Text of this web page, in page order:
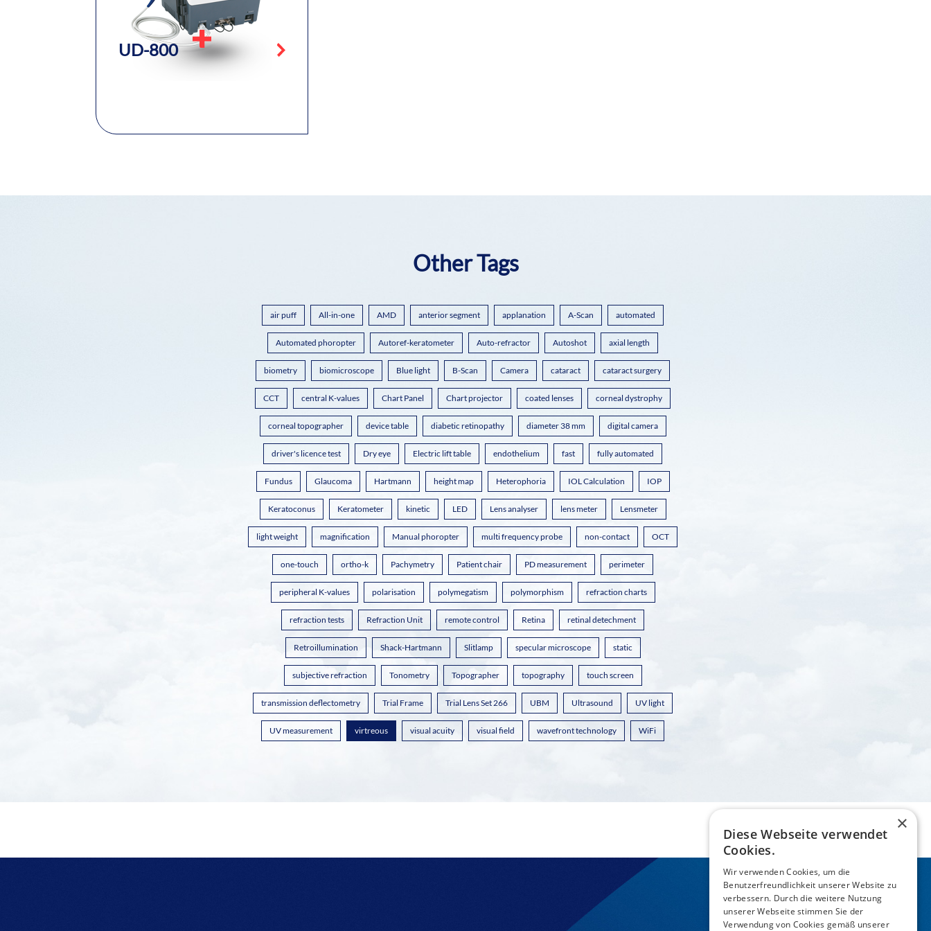
UD-800
Other Tags
air puff All-in-one AMD anterior segment applanation A-Scan automated
Automated phoropter Autoref-keratometer Auto-refractor Autoshot axial length
biometry biomicroscope Blue light B-Scan Camera cataract cataract surgery
CCT central K-values Chart Panel Chart projector coated lenses corneal dystrophy
corneal topographer device table diabetic retinopathy diameter 38 mm digital camera
driver's licence test Dry eye Electric lift table endothelium fast fully automated
Fundus Glaucoma Hartmann height map Heterophoria IOL Calculation IOP
Keratoconus Keratometer kinetic LED Lens analyser lens meter Lensmeter
light weight magnification Manual phoropter multi frequency probe non-contact OCT
one-touch ortho-k Pachymetry Patient chair PD measurement perimeter
peripheral K-values polarisation polymegatism polymorphism refraction charts
refraction tests Refraction Unit remote control Retina retinal detechment
Retroillumination Shack-Hartmann Slitlamp specular microscope static
subjective refraction Tonometry Topographer topography touch screen
transmission deflectometry Trial Frame Trial Lens Set 266 UBM Ultrasound UV light
UV measurement virtreous visual acuity visual field wavefront technology WiFi
×
Diese Webseite verwendet
Cookies.
Wir verwenden Cookies, um die
Benutzerfreundlichkeit unserer Website zu
verbessern. Durch die weitere Nutzung
unserer Webseite stimmen Sie der
Verwendung von Cookies gemäß unserer